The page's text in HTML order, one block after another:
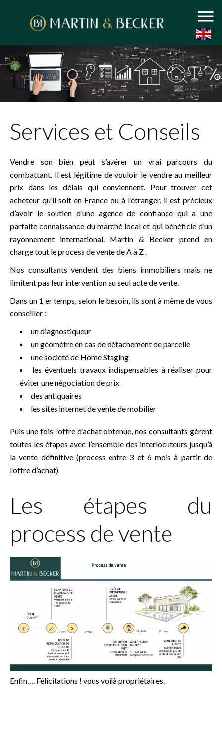
Services et Conseils
Vendre son bien peut s’avérer un vrai parcours du
combattant. Il est légitime de vouloir le vendre au meilleur
prix dans les délais qui conviennent. Pour trouver cet
acheteur qu’il soit en France ou à l’étranger, il est précieux
d’avoir le soutien d’une agence de confiance qui a une
parfaite connaissance du marché local et qui bénéficie d’un
rayonnement international. Martin & Becker prend en
charge tout le process de vente de A à Z .
Nos consultants vendent des biens immobiliers mais ne
limitent pas leur intervention au seul acte de vente.
Dans un 1 er temps, selon le besoin, ils sont à même de vous
conseiller :
un diagnostiqueur
un géomètre en cas de détachement de parcelle
une société de Home Staging
les éventuels travaux indispensables à réaliser pour
éviter une négociation de prix
des antiquaires
les sites internet de vente de mobilier
Puis une fois l’offre d’achat obtenue, nos consultants gèrent
toutes les étapes avec l’ensemble des interlocuteurs jusqu’à
la vente définitive (process entre 3 et 6 mois à partir de
l’offre d’achat)
Les étapes du
process de vente
Enfin…. Félicitations ! vous voilà propriétaires.